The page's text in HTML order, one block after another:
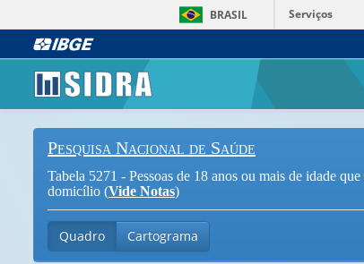
BRASIL Serviços
Pesquisa Nacional de Saúde
Tabela 5271 - Pessoas de 18 anos ou mais de idade
domicílio (Vide Notas)
Quadro Cartograma